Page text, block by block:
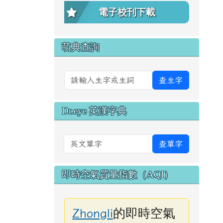
電子校刊下載
萌典查詢
查生字
Dr.eye 英漢字典
英文單字 查單字
即時空氣質量指數（AQI）
Zhongli的即時空氣